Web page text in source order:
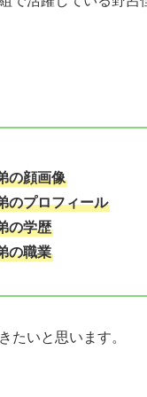
の顔画像
のプロフィール
の学歴
の職業
たいと思います。